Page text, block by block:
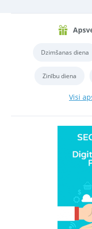
Dzimšanas diena
Zinību diena
Visi